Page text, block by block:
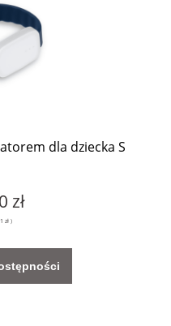
dla dziecka S
zł
zł)